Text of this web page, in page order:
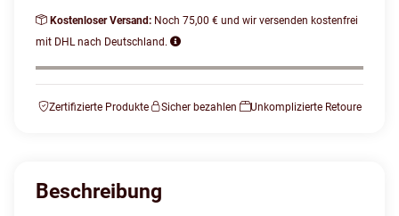
Kostenloser Versand: Noch 75,00 € und wir versenden kostenfrei
mit DHL nach Deutschland.
Zertifizierte Produkte Sicher bezahlen Unkomplizierte Retoure
Beschreibung